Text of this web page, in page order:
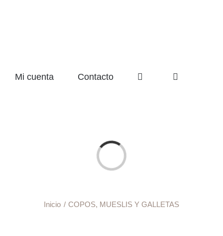
Mi cuenta Contacto
Cargando...
Inicio COPOS, MUESLIS Y GALLETAS